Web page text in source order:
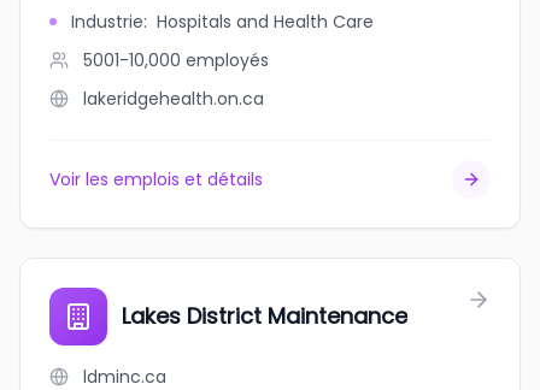
Industrie: Hospitals and Health Care
5001-10,000 employés
lakeridgehealth.on.ca
Voir les emplois et détails
Lakes District Maintenance
ldminc.ca